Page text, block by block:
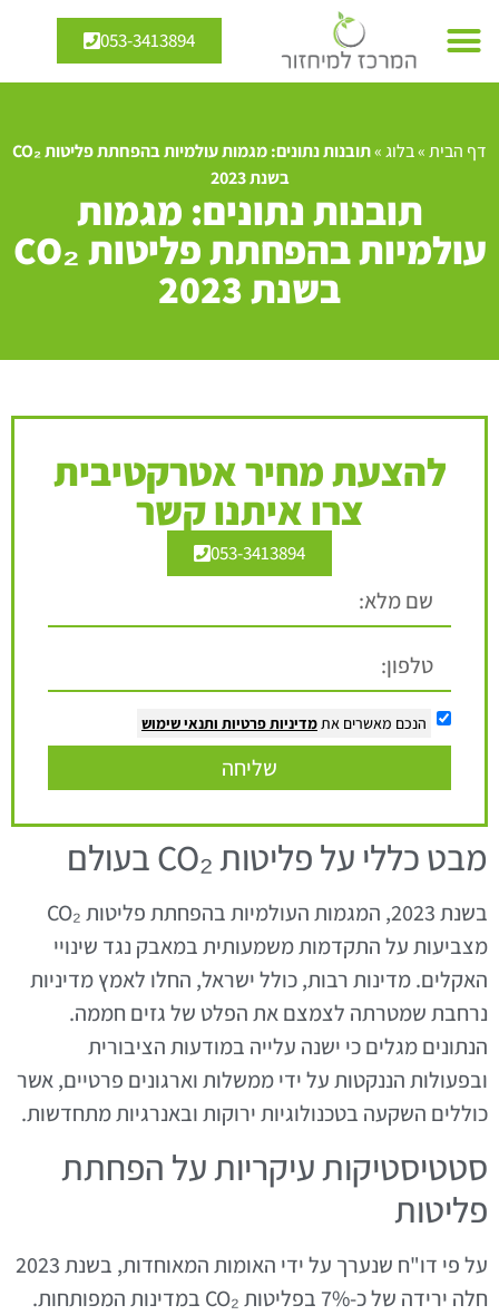
053-3413894
דף הבית»בלוג»
תובנות נתונים: מגמות עולמיות בהפחתת פליטות CO₂
בשנת 2023
תובנות נתונים: מגמות
עולמיות בהפחתת פליטות CO₂
בשנת 2023
להצעת מחיר אטרקטיבית
צרו איתנו קשר
053-3413894
הנכם מאשרים את מדיניות פרטיות ותנאי שימוש
שליחה
מבט כללי על פליטות CO₂ בעולם
בשנת 2023, המגמות העולמיות בהפחתת פליטות CO₂
מצביעות על התקדמות משמעותית במאבק נגד שינויי
האקלים. מדינות רבות, כולל ישראל, החלו לאמץ מדיניות
נרחבת שמטרתה לצמצם את הפלט של גזים חממה.
הנתונים מגלים כי ישנה עלייה במודעות הציבורית
ובפעולות הננקטות על ידי ממשלות וארגונים פרטיים, אשר
כוללים השקעה בטכנולוגיות ירוקות ובאנרגיות מתחדשות.
סטטיסטיקות עיקריות על הפחתת
פליטות
על פי דו"ח שנערך על ידי האומות המאוחדות, בשנת 2023
חלה ירידה של כ-7% בפליטות CO₂ במדינות המפותחות.